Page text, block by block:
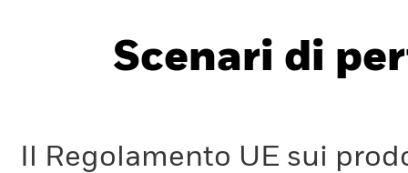
Scenari di
Il Regolamento UE sui